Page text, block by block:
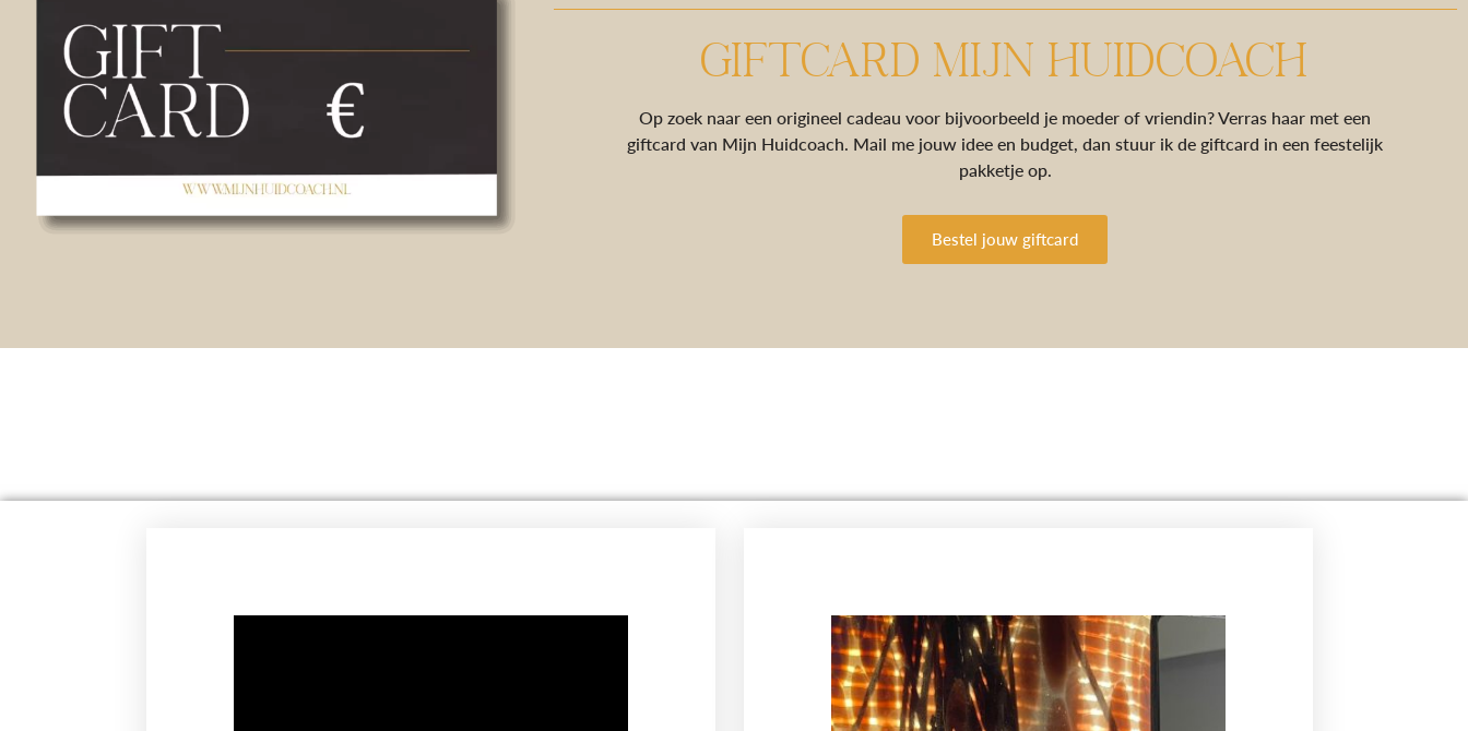
GIFTCARD MIJN HUIDCOACH
Op zoek naar een origineel cadeau voor bijvoorbeeld je moeder of vriendin? Verras haar met een
giftcard van Mijn Huidcoach. Mail me jouw idee en budget, dan stuur ik de giftcard in een feestelijk
pakketje op.
Bestel jouw giftcard